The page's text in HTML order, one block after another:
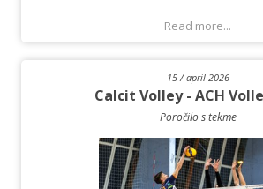
Read more...
15 / april 2026
Calcit Volley - ACH
Poročilo s tekme